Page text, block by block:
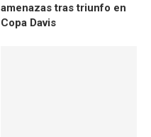
amenazas tras triunfo en
Copa Davis